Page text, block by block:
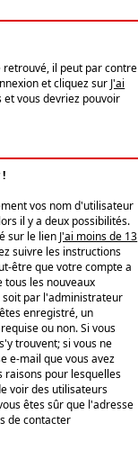
retrouvé, il peut par contre
et cliquez sur J'ai
et vous devriez pouvoir
vos nom d'utilisateur
il y a deux possibilités.
sur le lien J'ai moins de 13
suivre les instructions
être que votre compte a
tous les nouveaux
soit par l'administrateur
enregistré, un
ou non. Si vous
trouvent; si vous ne
e-mail que vous avez
raisons pour lesquelles
voir des utilisateurs
êtes sûr que l'adresse
de contacter